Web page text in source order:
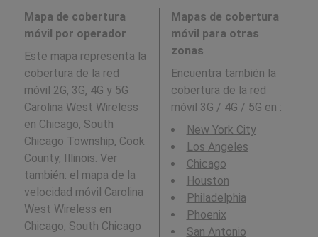
Mapa de cobertura
móvil por operador
Este mapa representa la
cobertura de la red
móvil 2G, 3G, 4G y 5G
Carolina West Wireless
en Chicago, South
Chicago Township, Cook
County, Illinois. Ver
también: el mapa de la
velocidad móvil Carolina
West Wireless en
Chicago, South Chicago
Mapas de cobertura
móvil para otras
zonas
Encuentra también la
cobertura de la red
móvil 3G / 4G / 5G en :
New York City
Los Angeles
Chicago
Houston
Philadelphia
Phoenix
San Antonio